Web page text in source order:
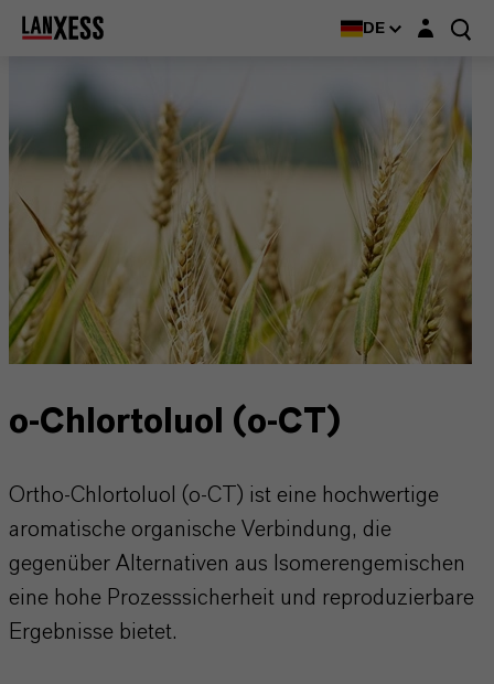
DE Login-Maske
o-Chlortoluol (o-CT)
Ortho-Chlortoluol (o-CT) ist eine hochwertige
aromatische organische Verbindung, die
gegenüber Alternativen aus Isomerengemischen
eine hohe Prozesssicherheit und reproduzierbare
Ergebnisse bietet.